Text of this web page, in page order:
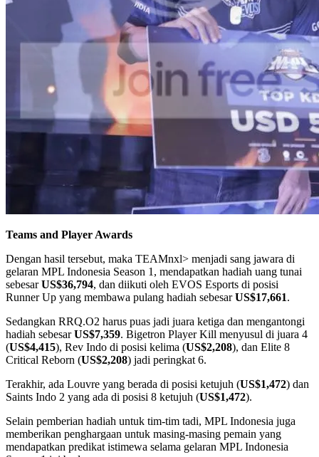
Teams and Player Awards
Dengan hasil tersebut, maka TEAMnxl> menjadi sang jawara di
gelaran MPL Indonesia Season 1, mendapatkan hadiah uang tunai
sebesarUS$36,794, dan diikuti oleh EVOS Esports di posisi
Runner Up yang membawa pulang hadiah sebesarUS$17,661.
Sedangkan RRQ.O2 harus puas jadi juara ketiga dan mengantongi
hadiah sebesarUS$7,359. Bigetron Player Kill menyusul di juara 4
(US$4,415), Rev Indo di posisi kelima (US$2,208), dan Elite 8
Critical Reborn (US$2,208) jadi peringkat 6.
Terakhir, ada Louvre yang berada di posisi ketujuh (US$1,472) dan
Saints Indo 2 yang ada di posisi 8 ketujuh (US$1,472).
Selain pemberian hadiah untuk tim-tim tadi, MPL Indonesia juga
memberikan penghargaan untuk masing-masing pemain yang
mendapatkan predikat istimewa selama gelaran MPL Indonesia